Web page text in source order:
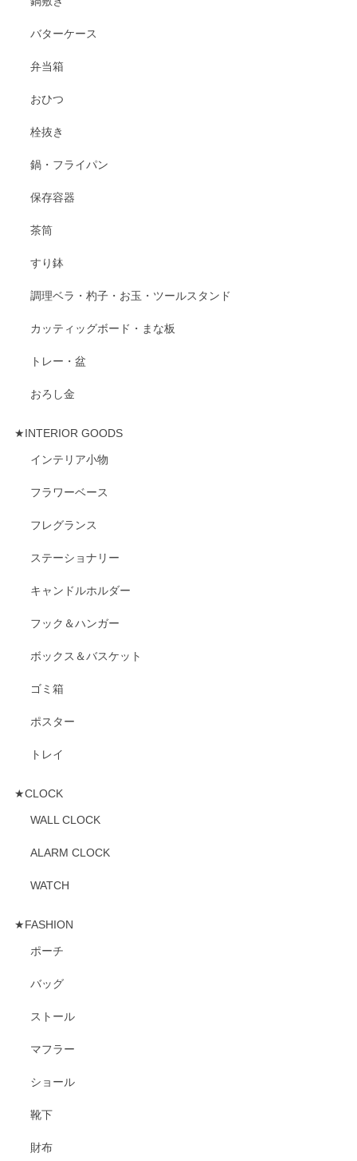
バターケース
弁当箱
おひつ
栓抜き
鍋・フライパン
保存容器
茶筒
すり鉢
調理ベラ・杓子・お玉・ツールスタンド
カッティッグボード・まな板
トレー・盆
おろし金
★INTERIOR GOODS
インテリア小物
フラワーベース
フレグランス
ステーショナリー
キャンドルホルダー
フック＆ハンガー
ボックス＆バスケット
ゴミ箱
ポスター
トレイ
★CLOCK
WALL CLOCK
ALARM CLOCK
WATCH
★FASHION
ポーチ
バッグ
ストール
マフラー
ショール
靴下
財布